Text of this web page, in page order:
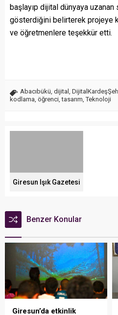
başlayıp dijital dünyaya
gösterdiğini belirterek projeye
ve öğretmenlere teşekkür etti.
Abacıbükü, dijital ,
kodlama, öğrenci,tasarım,Teknoloji
Giresun Işık Gazetesi
Benzer Konular
Giresun’da etkinlik